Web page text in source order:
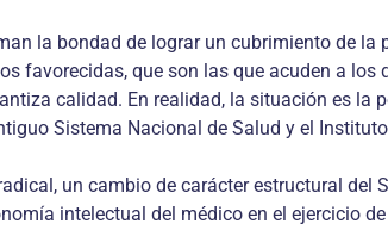
la bondad de lograr un cubrimiento de
favorecidas, que son las que acuden a
calidad. En realidad, la situación es
Sistema Nacional de Salud y el
un cambio de carácter estructural del
intelectual del médico en el ejercicio